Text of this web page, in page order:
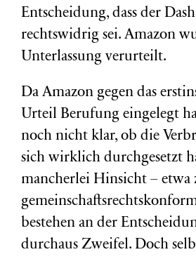
Entscheidung, dass der
rechtswidrig sei. Amazon
Unterlassung verurteilt.
Da Amazon gegen das
Urteil Berufung eingelegt
noch nicht klar, ob die
sich wirklich durchgesetzt
mancherlei Hinsicht – etwa
bestehen an der
durchaus Zweifel. Doch